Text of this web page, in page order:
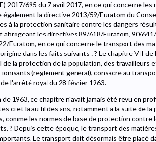
2017/695 du 7 avril 2017, en ce qui concerne les
également la directive 2013/59/Euratom du
à la protection sanitaire contre les dangers
abrogeant les directives 89/618/Euratom, 90/
Euratom, en ce qui concerne le transport des
dans les faits suivants : ? Le chapitre VII
la protection de la population, des travailleurs
(règlement général), consacré au
l'arrêté royal du 28 février 1963.
de 1963, ce chapitre n'avait jamais été revu en
ci et là au fil des ans, notamment à la suite de la
comme les normes de base de protection contre
? Depuis cette époque, le transport des
Le transport doit désormais être placé